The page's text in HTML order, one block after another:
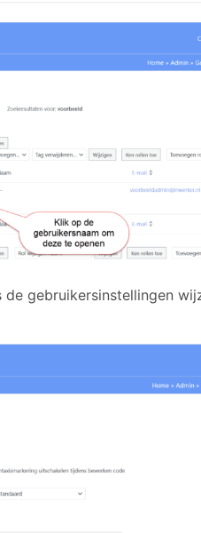
gebruikersinstellingen